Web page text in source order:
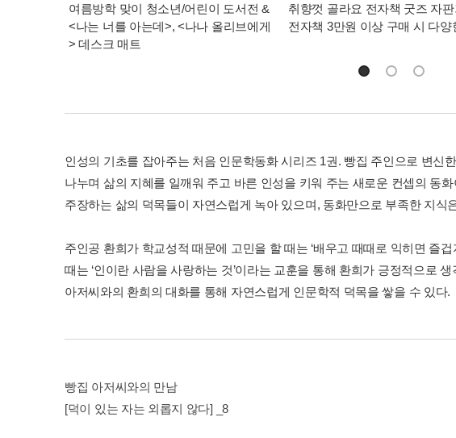
여름방학 맞이 청소년/어린이 도서전 &
<나는 너를 아는데>, <나나 올리브에게
> 데스크 매트
취향껏 골라요 전자책 굿즈 자판
전자책 3만원 이상 구매 시 다양
인성의 기초를 잡아주는 처음 인문학동화 시리즈 1권. 빵집 주인으로 변신
나누며 삶의 지혜를 일깨워 주고 바른 인성을 키워 주는 새로운 컨셉의 동
주장하는 삶의 덕목들이 자연스럽게 녹아 있으며, 동화만으로 부족한 지식
주인공 환희가 학교성적 때문에 고민을 할 때는 ‘배우고 때때로 익히면 즐
때는 ‘인이란 사람을 사랑하는 것’이라는 교훈을 통해 환희가 긍정적으로
아저씨와의 환희의 대화를 통해 자연스럽게 인문학적 덕목을 쌓을 수 있다.
빵집 아저씨와의 만남
[덕이 있는 자는 외롭지 않다] _8